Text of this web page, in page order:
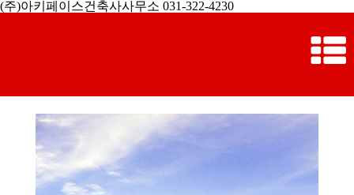
(주)아키페이스건축사사무소 031-322-4230